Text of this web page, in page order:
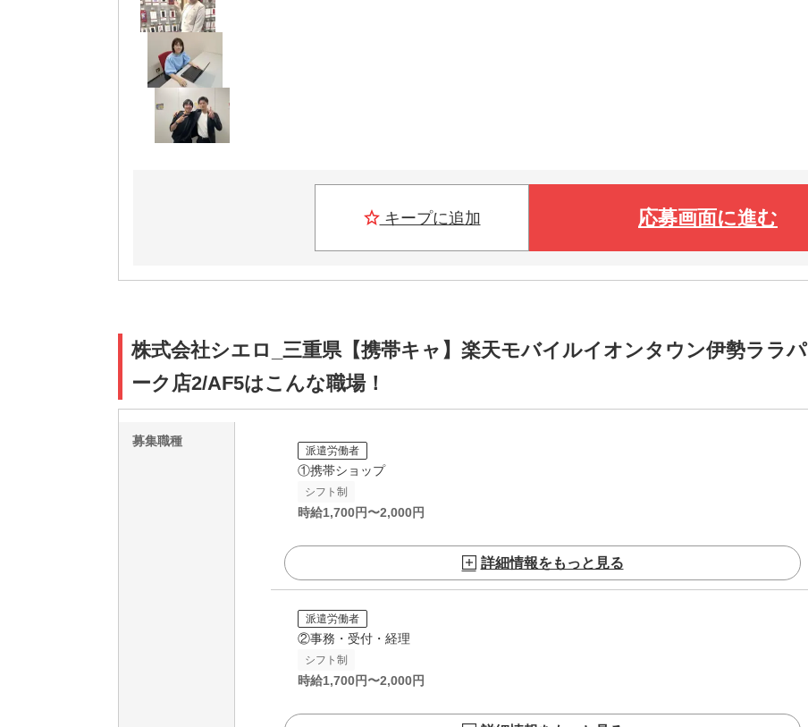
キープに追加 応募画面に進む
株式会社シエロ_三重県【携帯キャ】楽天モバイルイオンタウン伊勢ララパ
ーク店2/AF5はこんな職場！
募集職種
派遣労働者
①携帯ショップ
シフト制
時給1,700円〜2,000円
詳細情報をもっと見る
派遣労働者
②事務・受付・経理
シフト制
時給1,700円〜2,000円